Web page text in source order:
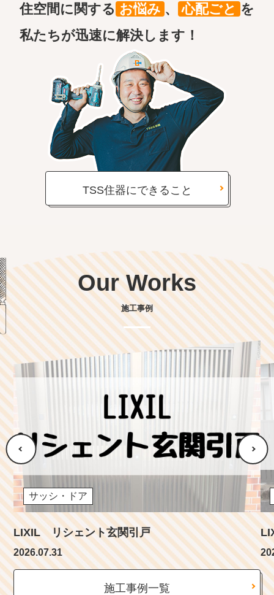
住空間に関する お悩み 、 心配ごと を
私たちが迅速に解決します！
TSS住器にできること
Our Works
施工事例
サッシ・ドア
LIXIL リシェント玄関引戸
2026.07.31
施工事例一覧